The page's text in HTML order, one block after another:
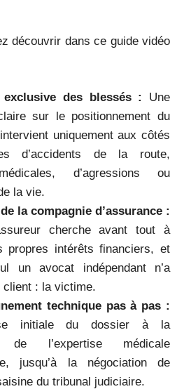
découvrir dans ce guide vidéo
exclusive des blessés :
Une
sur le positionnement du
uniquement aux côtés
d’accidents de la route,
d’agressions ou
la vie.
la compagnie d’assurance :
cherche avant tout à
propres intérêts financiers, et
un avocat indépendant n’a
client : la victime.
technique pas à pas :
initiale du dossier à la
de l’expertise médicale
jusqu’à la négociation de
du tribunal judiciaire.